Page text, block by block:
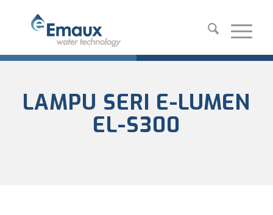
LAMPU SERI E-LUMEN
EL-S300